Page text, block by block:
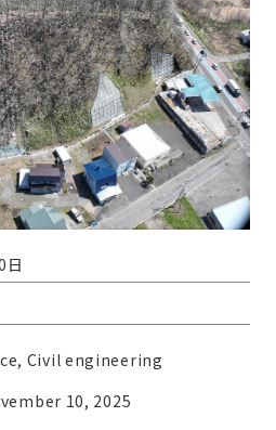
日
Civil engineering
10, 2025